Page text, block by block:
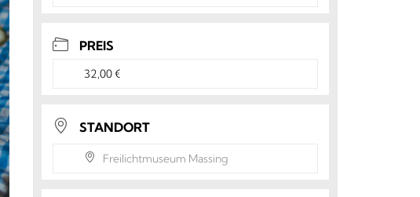
PREIS
32,00 €
STANDORT
Freilichtmuseum Massing